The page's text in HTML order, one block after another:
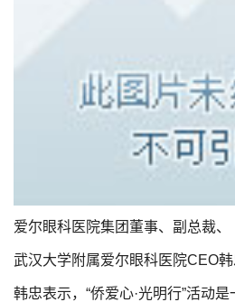
爱尔眼科医院集团董事、副总裁、
武汉大学附属爱尔眼科医院CEO韩
韩忠表示，“侨爱心·光明行”活动